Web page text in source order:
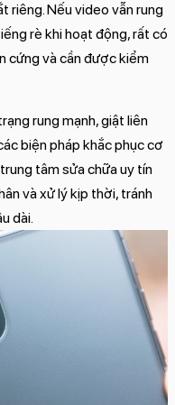
riêng. Nếu video vẫn rung
rè khi hoạt động, rất có
cứng và cần được kiểm
rung mạnh, giật liên
biện pháp khắc phục cơ
tâm sửa chữa uy tín
và xử lý kịp thời, tránh
dài.